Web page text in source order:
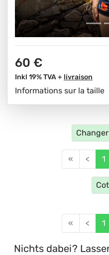
60 €
Inkl 19% TVA + livraison
Informations sur la taille
« < 1
« < 1
Nichts dabei?